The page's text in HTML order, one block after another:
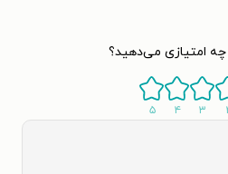
امتیازی می‌دهید؟
۳ ۴ ۵